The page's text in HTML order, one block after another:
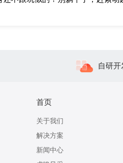
自研
首页
关于我们
解决方案
新闻中心